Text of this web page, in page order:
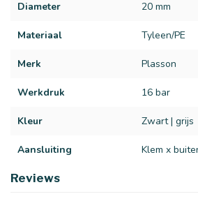
Diameter 20 mm
Materiaal Tyleen/PE
Merk Plasson
Werkdruk 16 bar
Kleur Zwart | grijs
Aansluiting Klem x
Reviews